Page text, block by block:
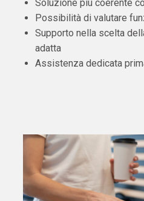
Soluzione più coerente
Possibilità di valutare
Supporto nella scelta
adatta
Assistenza dedicata